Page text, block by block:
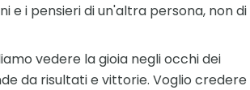
e i pensieri di un'altra persona, non di
vedere la gioia negli occhi dei
da risultati e vittorie. Voglio credere